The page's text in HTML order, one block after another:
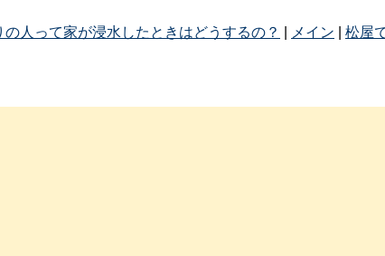
の人って家が浸水したときはどうするの？ メイン 松屋